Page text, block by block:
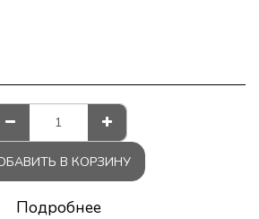
В КОРЗИНУ
Подробнее